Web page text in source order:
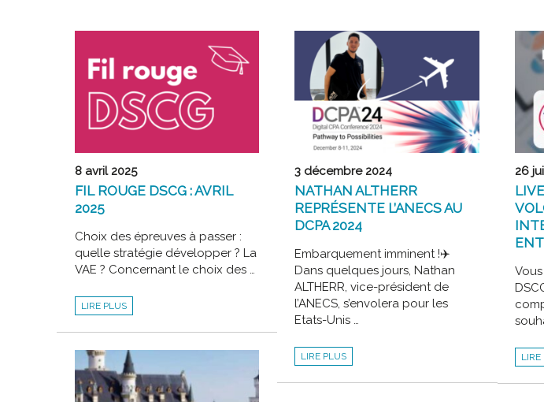
8 avril 2025
FIL ROUGE DSCG : AVRIL
2025
Choix des épreuves à passer :
quelle stratégie développer ? La
VAE ? Concernant le choix des …
FIL
ROUGE
:
2025
LIRE PLUS
3 décembre 2024
NATHAN ALTHERR
REPRÉSENTE L’ANECS AU
DCPA 2024
Embarquement imminent !✈️
Dans quelques jours, Nathan
ALTHERR, vice-président de
l’ANECS, s’envolera pour les
Etats-Unis …
NATHAN
ALTHERR
L’ANECS
LIRE PLUS
26
LIVE
:
LE
LIRE